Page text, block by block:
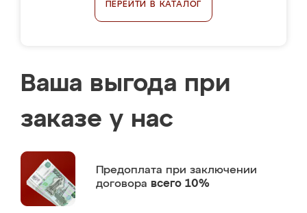
ПЕРЕЙТИ В КАТАЛОГ
Ваша выгода при
заказе у нас
Предоплата при заключении
договора всего 10%